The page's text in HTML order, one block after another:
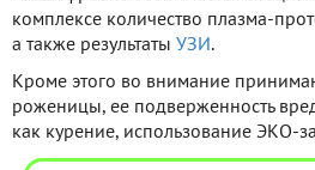
комплексе количество плазма-
а также результаты УЗИ .
Кроме этого во внимание
роженицы, ее подверженность
как курение, использование ЭКО-